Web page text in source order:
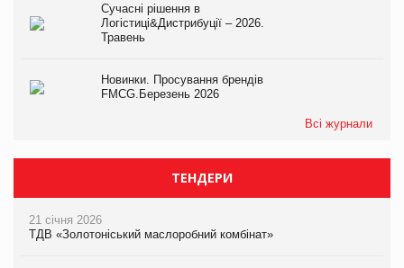
Сучасні рішення в
Логістиці&Дистрибуції – 2026.
Травень
Новинки. Просування брендів
FMCG.Березень 2026
Всі журнали
ТЕНДЕРИ
21 січня 2026
ТДВ «Золотоніський маслоробний комбінат»